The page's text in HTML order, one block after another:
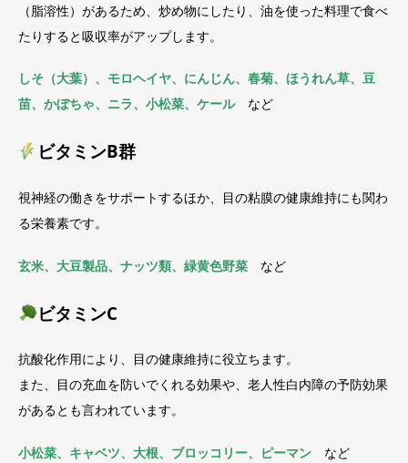
（脂溶性）があるため、炒め物にしたり、油を使った料理で食べ
たりすると吸収率がアップします。
しそ（大葉）、モロヘイヤ、にんじん、春菊、ほうれん草、豆
苗、かぼちゃ、ニラ、小松菜、ケールなど
ビタミンB群
視神経の働きをサポートするほか、目の粘膜の健康維持にも関わ
る栄養素です。
玄米、大豆製品、ナッツ類、緑黄色野菜 など
ビタミンC
抗酸化作用により、目の健康維持に役立ちます。
また、目の充血を防いでくれる効果や、老人性白内障の予防効果
があるとも言われています。
小松菜、キャベツ、大根、ブロッコリー、ピーマン など